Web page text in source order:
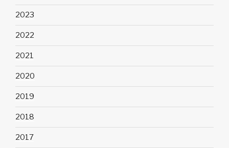
2023
2022
2021
2020
2019
2018
2017